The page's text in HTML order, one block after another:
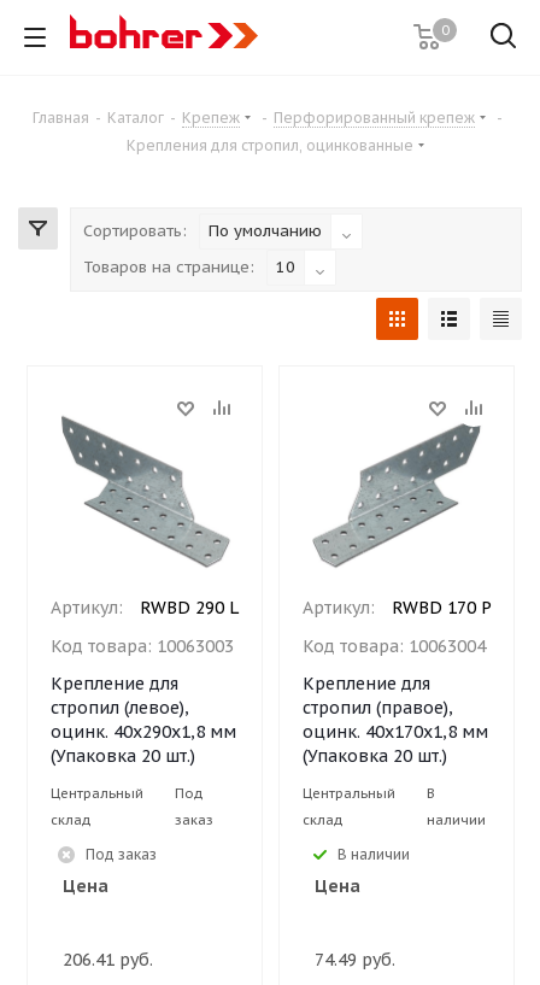
0
Главная - Каталог - Крепеж - Перфорированный крепеж
-
Крепления для стропил, оцинкованные
Сортировать:
По умолчанию
Товаров на странице:
10
Артикул:
RWBD 290 L
Код товара: 10063003
Крепление для
стропил (левое),
оцинк. 40х290х1,8 мм
(Упаковка 20 шт.)
Центральный
склад
Под
заказ
Под заказ
Цена
206.41 руб.
Артикул:
RWBD 170 P
Код товара: 10063004
Крепление для
стропил (правое),
оцинк. 40х170х1,8 мм
(Упаковка 20 шт.)
Центральный
склад
В
наличии
В наличии
Цена
74.49 руб.